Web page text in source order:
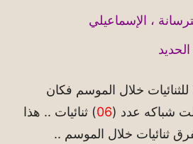
، الإسماعيلي
للثنائيات خلال الموسم فكان
شباكه عدد (06) ثنائيات .. هذا
ثنائيات خلال الموسم ..